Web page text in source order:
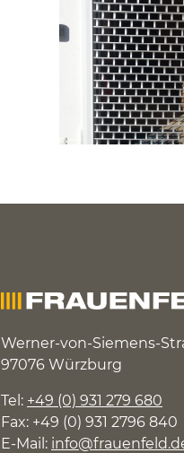
Werner-von-Siemens-
97076 Würzburg
Tel: +49 (0) 931 279 680
Fax: +49 (0) 931 2796 840
E-Mail: